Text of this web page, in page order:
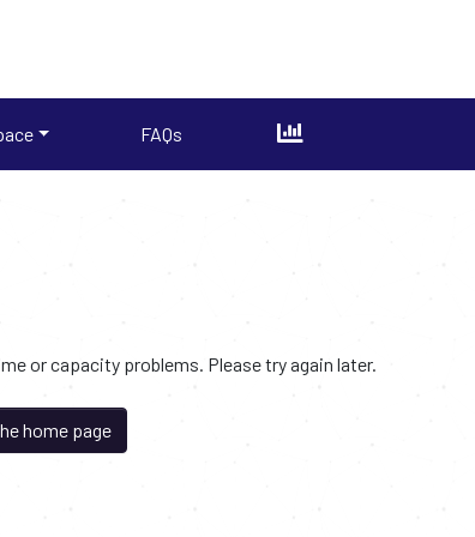
FAQs
or capacity problems. Please try again later.
home page